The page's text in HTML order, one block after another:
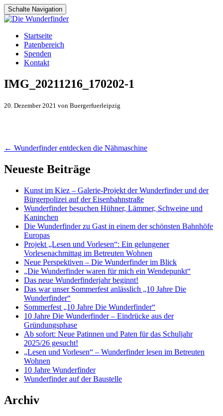
Schalte Navigation
Zum
Inhalt
springen
Startseite
Patenbereich
Spenden
Kontakt
IMG_20211216_170202-1
20. Dezember 2021 von Buergerfuerleipzig
Artikel-
Navigation
← Wunderfinder entdecken die Nähmaschine
Neueste Beiträge
Kunst im Kiez – Galerie-Projekt der Wunderfinder und der
Bürgerpolizei auf der Eisenbahnstraße
Wunderfinder besuchen Hühner, Lämmer, Schweine und
Kaninchen
Die Wunderfinder zu Gast in einem der schönsten Bahnhöfe
Europas
Projekt „Lesen und Vorlesen“: Ein gelungener
Vorlesenachmittag im Betreuten Wohnen
Neue Perspektiven – Die Wunderfinder im Blick
„Die Wunderfinder waren für mich ein Wendepunkt“
Das neue Wunderfinderjahr beginnt!
Das war unser Sommerfest anlässlich „10 Jahre Die
Wunderfinder“
Sommerfest „10 Jahre Die Wunderfinder“
10 Jahre Die Wunderfinder – Eindrücke aus der
Gründungsphase
Ab sofort: Neue Patinnen und Paten für das Schuljahr
2025/26 gesucht!
„Lesen und Vorlesen“ – Wunderfinder lesen im Betreuten
Wohnen
10 Jahre Wunderfinder
Wunderfinder auf der Baustelle
Archiv